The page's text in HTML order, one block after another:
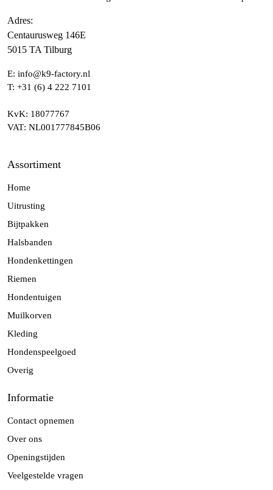
Adres:
Centaurusweg 146E
5015 TA Tilburg
E: info@k9-factory.nl
T: +31 (6) 4 222 7101
KvK: 18077767
VAT: NL001777845B06
Assortiment
Home
Uitrusting
Bijtpakken
Halsbanden
Hondenkettingen
Riemen
Hondentuigen
Muilkorven
Kleding
Hondenspeelgoed
Overig
Informatie
Contact opnemen
Over ons
Openingstijden
Veelgestelde vragen